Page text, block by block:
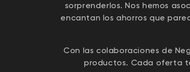
sorprenderlos. Nos hemos
encantan los ahorros que
Con las colaboraciones de
productos. Cada oferta